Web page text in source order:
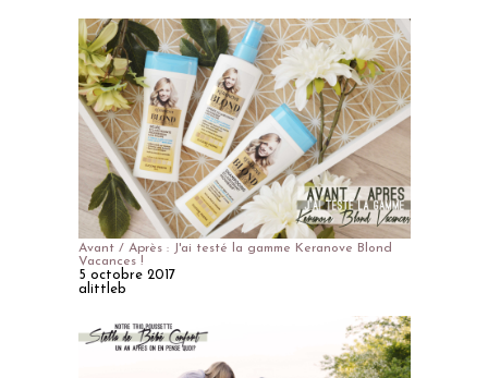
Avant / Après : J'ai testé la gamme Keranove Blond
Vacances !
5 octobre 2017
alittleb